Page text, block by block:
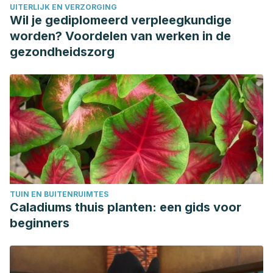
(onychomycosis): a never-ending story?.
pathogens
10
(6), 1-5. Disponible en:
https://www.ncbi.nlm.nih.gov/pmc/articles/PMC4047123/
S., Chul, S., & Iyyakkannu, S. (2019). Authenticating apple
cider vinegar’s home remedy claims: antibacterial,
antifungal, antiviral properties and cytotoxicity
aspect.Natural product research,33(6), 906-910.
Disponible en: https://pubmed.ncbi.nlm.nih.gov/29224370/
Institute for Quality and Efficiency in Health Care. (2015).
Nail fungus: Overview. Disponible en:
https://www.ncbi.nlm.nih.gov/books/NBK279547/
Kamatou, G. P., Vermaak, I., Viljoen, A. M., & Lawrence, B. M.
biological properties.Phytochemistry
, 15-25. Disponible
en: https://pubmed.ncbi.nlm.nih.gov/24054028/
UITERLIJK EN VERZORGING
Wil je gediplomeerd verpleegkundige
worden? Voordelen van werken in de
gezondheidszorg
TUIN EN BUITENRUIMTES
Caladiums thuis planten: een gids voor
beginners